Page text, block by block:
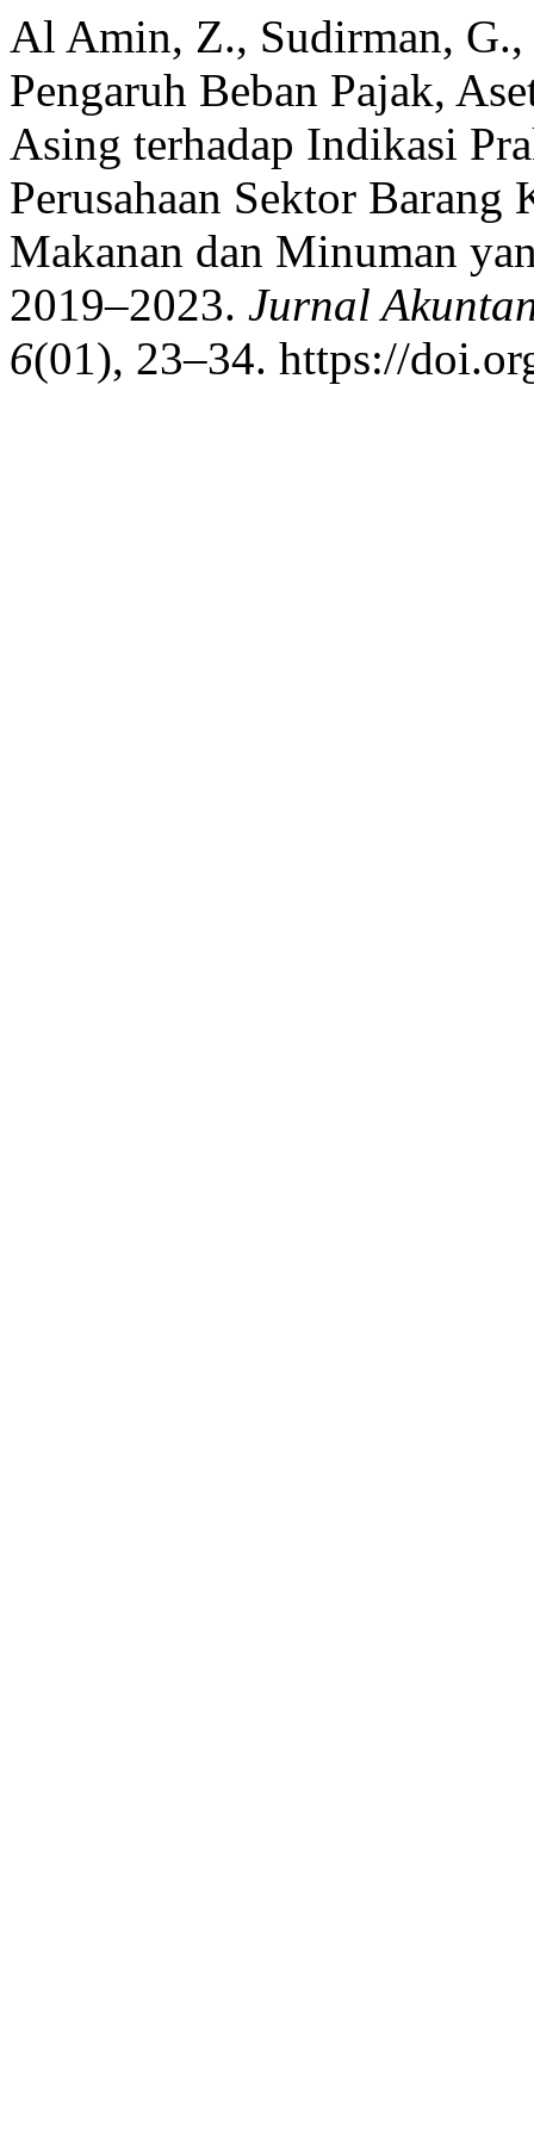
Al Amin, Z., Sudirman,
Pengaruh Beban Pajak,
Asing terhadap Indikasi
Perusahaan Sektor
Makanan dan Minuman
2019–2023. Jurnal
6(01), 23–34. https://